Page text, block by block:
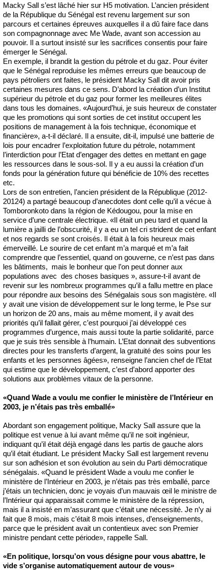
Macky Sall s’est lâché hier sur H5 motivation. L’ancien président
de la République du Sénégal est revenu largement sur son
parcours et certaines épreuves auxquelles il a dû faire face dans
son compagnonnage avec Me Wade, avant son accession au
pouvoir. Il a surtout insisté sur les sacrifices consentis pour faire
émerger le Sénégal.
En exemple, il brandit la gestion du pétrole et du gaz. Pour éviter
que le Sénégal reproduise les mêmes erreurs que beaucoup de
pays pétroliers ont faites, le président Macky Sall dit avoir pris
certaines mesures dans ce sens. D’abord la création d’un Institut
supérieur du pétrole et du gaz pour former les meilleures élites
dans tous les domaines. «Aujourd’hui, je suis heureux de constater
que les promotions qui sont sorties de cet institut occupent les
positions de management à la fois technique, économique et
financière», a-t-il déclaré. Il a ensuite, dit-il, impulsé une batterie de
lois pour encadrer l’exploitation future du pétrole, notamment
l’interdiction pour l’Etat d’engager des dettes en mettant en gage
les ressources dans le sous-sol. Il y a eu aussi la création d’un
fonds pour la génération future qui bénéficie de 10% des recettes
etc.
Lors de son entretien, l’ancien président de la République (2012-
20124) a partagé beaucoup d’anecdotes dont celle qu’il a vécue à
Tomboronkoto dans la région de Kédougou, pour la mise en
service d’une centrale électrique. «Il était un peu tard et quand la
lumière a jailli de l’obscurité, il y a eu un tel cri strident de cet enfant
et nos regards se sont croisés. Il était à la fois heureux mais
émerveillé. Le sourire de cet enfant m’a marqué et m’a fait
comprendre que l’essentiel, quand on gouverne, ce n’est pas dans
les bâtiments, mais le bonheur que l’on peut donner aux
populations avec des choses basiques », assure-t-il avant de
revenir sur les nombreux programmes qu’il a fallu mettre en place
pour répondre aux besoins des Sénégalais sous son magistère. «Il
y avait une vision de développement sur le long terme, le Pse sur
un horizon de 20 ans, mais au même moment, il y avait des
priorités qu’il fallait gérer, c’est pourquoi j’ai développé ces
programmes d’urgence, mais aussi toute la partie solidarité, parce
que je suis très sensible à l’humain. L’Etat donnait des subventions
directes pour les transferts d’argent, la gratuité des soins pour les
enfants et les personnes âgées», renseigne l’ancien chef de l’Etat
qui estime que le développement, c’est d’abord apporter des
solutions aux problèmes vitaux de la personne.
«Quand Wade a voulu me confier le ministère de l’Intérieur en
2003, je n’étais pas très emballé»
Abordant son engagement politique, Macky Sall assure que la
politique est venue à lui avant même qu’il ne soit ingénieur,
indiquant qu’il était déjà engagé dans les partis de gauche alors
qu’il était étudiant. Le président Macky Sall est largement revenu
sur son adhésion et son évolution au sein du Parti démocratique
sénégalais. «Quand le président Wade a voulu me confier le
ministère de l’Intérieur en 2003, je n’étais pas très emballé, parce
j’étais un technicien, donc je voyais d’un mauvais œil le ministre de
l’Intérieur qui apparaissait comme le ministère de la répression,
mais il a insisté en m’assurant que c’était une nécessité. Je n’y ai
fait que 8 mois, mais c’était 8 mois intenses, d’enseignements,
parce que le président avait un contentieux avec son Premier
ministre pendant cette période», rappelle Sall.
«En politique, lorsqu’on vous désigne pour vous abattre, le
vide s’organise automatiquement autour de vous»